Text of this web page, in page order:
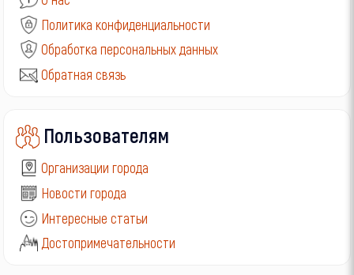
Политика конфиденциальности
Обработка персональных данных
Обратная связь
Пользователям
Организации города
Новости города
Интересные статьи
Достопримечательности